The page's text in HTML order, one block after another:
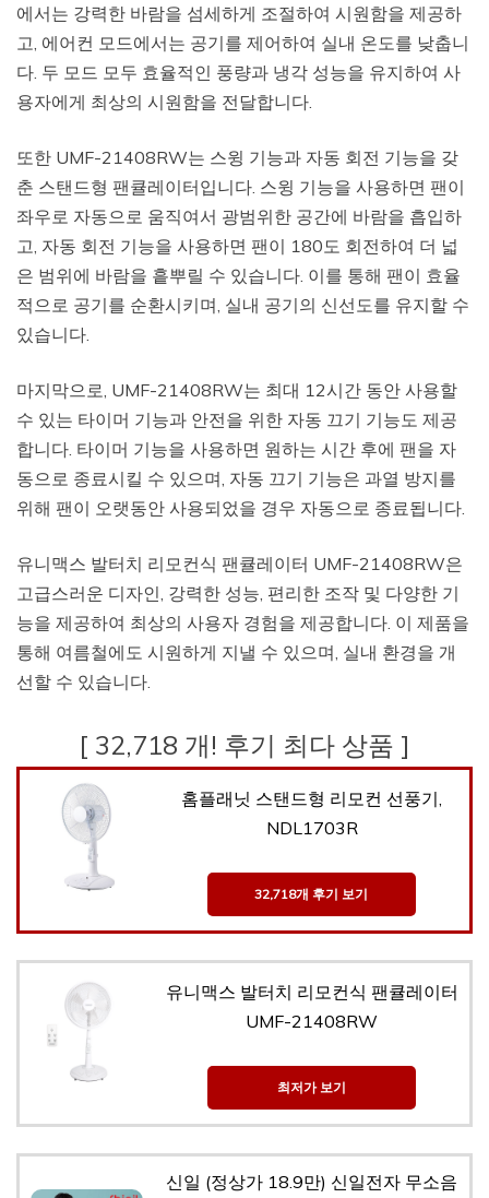
에서는 강력한 바람을 섬세하게 조절하여 시원함을 제공하
고, 에어컨 모드에서는 공기를 제어하여 실내 온도를 낮춥니
다. 두 모드 모두 효율적인 풍량과 냉각 성능을 유지하여 사
용자에게 최상의 시원함을 전달합니다.
또한 UMF-21408RW는 스윙 기능과 자동 회전 기능을 갖
춘 스탠드형 팬큘레이터입니다. 스윙 기능을 사용하면 팬이
좌우로 자동으로 움직여서 광범위한 공간에 바람을 흡입하
고, 자동 회전 기능을 사용하면 팬이 180도 회전하여 더 넓
은 범위에 바람을 흩뿌릴 수 있습니다. 이를 통해 팬이 효율
적으로 공기를 순환시키며, 실내 공기의 신선도를 유지할 수
있습니다.
마지막으로, UMF-21408RW는 최대 12시간 동안 사용할
수 있는 타이머 기능과 안전을 위한 자동 끄기 기능도 제공
합니다. 타이머 기능을 사용하면 원하는 시간 후에 팬을 자
동으로 종료시킬 수 있으며, 자동 끄기 기능은 과열 방지를
위해 팬이 오랫동안 사용되었을 경우 자동으로 종료됩니다.
유니맥스 발터치 리모컨식 팬큘레이터 UMF-21408RW은
고급스러운 디자인, 강력한 성능, 편리한 조작 및 다양한 기
능을 제공하여 최상의 사용자 경험을 제공합니다. 이 제품을
통해 여름철에도 시원하게 지낼 수 있으며, 실내 환경을 개
선할 수 있습니다.
[ 32,718 개! 후기 최다 상품 ]
홈플래닛 스탠드형 리모컨 선풍기,
NDL1703R
32,718개 후기 보기
유니맥스 발터치 리모컨식 팬큘레이터
UMF-21408RW
최저가 보기
신일 (정상가 18.9만) 신일전자 무소음